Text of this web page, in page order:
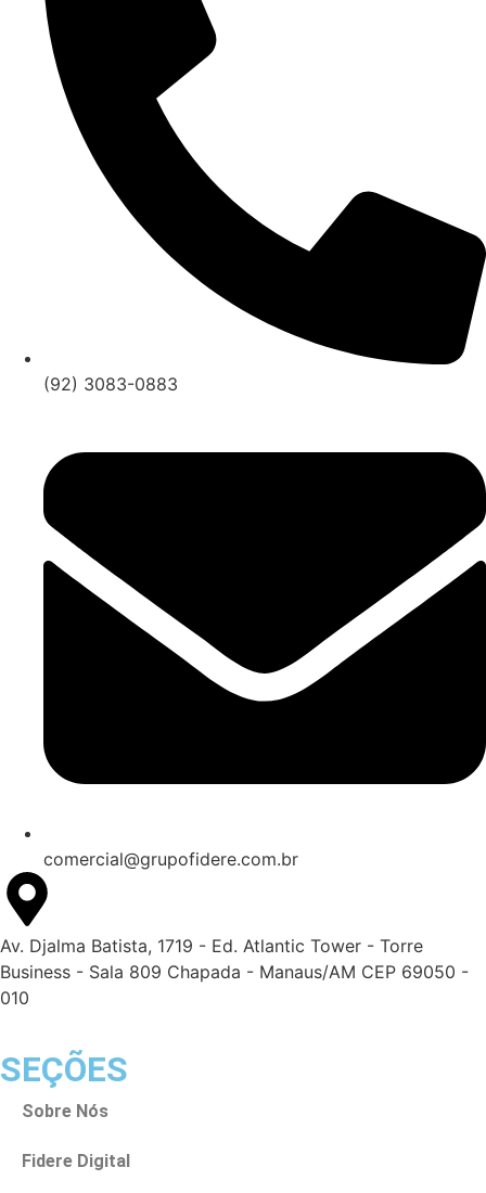
(92) 3083-0883
comercial@grupofidere.com.br
Av. Djalma Batista, 1719 - Ed. Atlantic Tower - Torre
Business - Sala 809 Chapada - Manaus/AM CEP 69050 -
010
SEÇÕES
Sobre Nós
Fidere Digital